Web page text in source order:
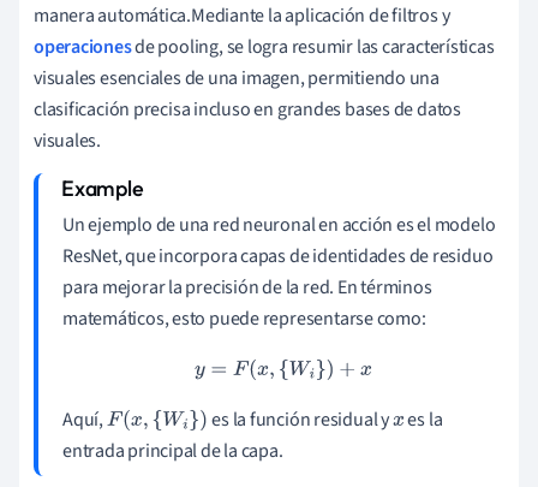
manera automática.Mediante la aplicación de filtros y
operacionesde pooling, se logra resumir las características
visuales esenciales de una imagen, permitiendo una
clasificación precisa incluso en grandes bases de datos
visuales.
Un ejemplo de una red neuronal en acción es el modelo
ResNet, que incorpora capas de identidades de residuo
para mejorar la precisión de la red. En términos
matemáticos, esto puede representarse como:
y=F(x {Wi})+x
Aquí,F(x,{Wi}) es la función residual yx es la
entrada principal de la capa.